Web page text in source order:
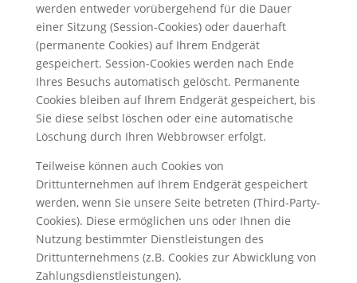
werden entweder vorübergehend für die Dauer
einer Sitzung (Session-Cookies) oder dauerhaft
(permanente Cookies) auf Ihrem Endgerät
gespeichert. Session-Cookies werden nach Ende
Ihres Besuchs automatisch gelöscht. Permanente
Cookies bleiben auf Ihrem Endgerät gespeichert, bis
Sie diese selbst löschen oder eine automatische
Löschung durch Ihren Webbrowser erfolgt.
Teilweise können auch Cookies von
Drittunternehmen auf Ihrem Endgerät gespeichert
werden, wenn Sie unsere Seite betreten (Third-Party-
Cookies). Diese ermöglichen uns oder Ihnen die
Nutzung bestimmter Dienstleistungen des
Drittunternehmens (z.B. Cookies zur Abwicklung von
Zahlungsdienstleistungen).